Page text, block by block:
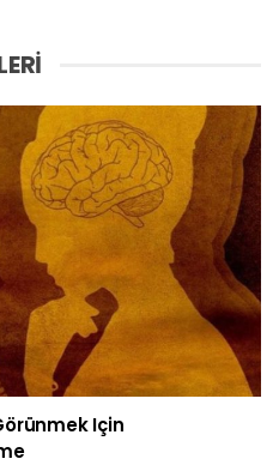
Için